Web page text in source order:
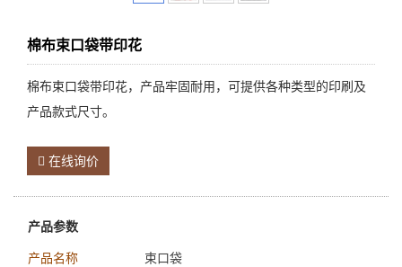
棉布束口袋带印花
棉布束口袋带印花，产品牢固耐用，可提供各种类型的印刷及
产品款式尺寸。
在线询价
产品参数
产品名称 束口袋